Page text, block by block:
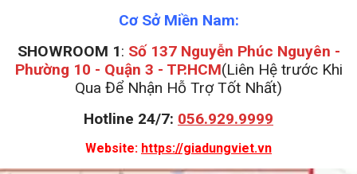
Cơ Sở Miền Nam:
SHOWROOM 1: Số 137 Nguyễn Phúc Nguyên -
Phường 10 - Quận 3 - TP.HCM(Liên Hệ trước Khi
Qua Để Nhận Hỗ Trợ Tốt Nhất)
Hotline 24/7: 056.929.9999
Website: https://giadungviet.vn